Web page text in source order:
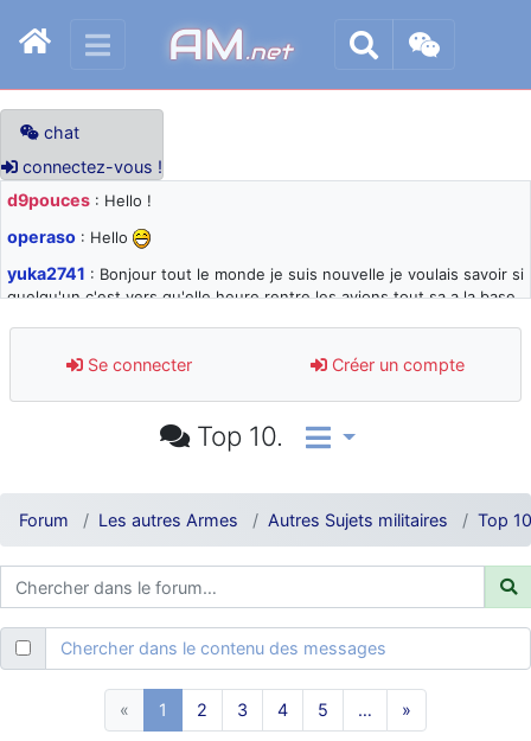
AM.net
chat
connectez-vous !
d9pouces : Hello !
operaso : Hello
yuka2741 : Bonjour tout le monde je suis nouvelle je voulais savoir si
quelqu'un c'est vers qu'elle heure rentre les avions tout sa a la base
d9pouces: désolé pour les quelques blocages du site ces derniers
jours : je teste des méthodes contre le spam et les bots trop nocifs
: Super, la nouvelle bannière
comprendre
d9pouces: ouakamois > si tu parles du sujet sur l'Armée de l'Air,
bien sûr que oui !
je suis un avion@,._,+: Bonjour je viens d'arriver il y a quelques
moi et quelques avions n'ont pas les mêmes noms qu'aujourd'hui
ouakamois: Bonjourà toutes et à tous.en espérantque ces
quelques images du Pays Basque vous auront plu ; Agur…
: Je me rattraperai à la Ferté samedi
Se connecter Créer un compte
Top 10.
Forum Les autres Armes Autres Sujets militaires Top
Chercher dans le contenu des messages
« 1 2 3 4 5 … »